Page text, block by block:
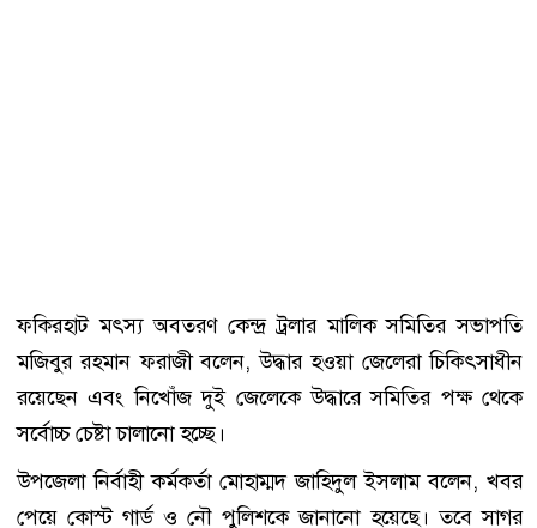
ফকিরহাট মৎস্য অবতরণ কেন্দ্র ট্রলার মালিক সমিতির সভাপতি
মজিবুর রহমান ফরাজী বলেন, উদ্ধার হওয়া জেলেরা চিকিৎসাধীন
রয়েছেন এবং নিখোঁজ দুই জেলেকে উদ্ধারে সমিতির পক্ষ থেকে
সর্বোচ্চ চেষ্টা চালানো হচ্ছে।
উপজেলা নির্বাহী কর্মকর্তা মোহাম্মদ জাহিদুল ইসলাম বলেন, খবর
পেয়ে কোস্ট গার্ড ও নৌ পুলিশকে জানানো হয়েছে। তবে সাগর